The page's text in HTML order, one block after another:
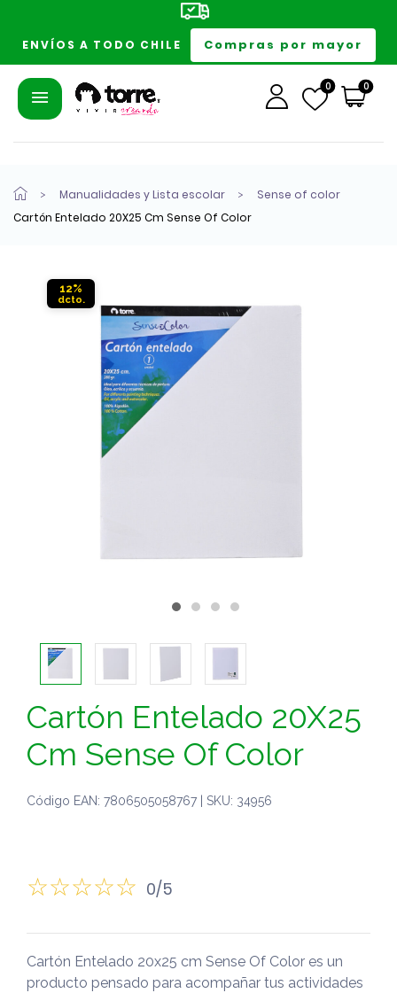
ENVÍOS A TODO CHILE Compras por mayor
0 0
Manualidades y Lista escolar
Sense of color
Cartón Entelado 20X25 Cm Sense Of Color
12%
Cartón Entelado 20X25
Cm Sense Of Color
Código EAN: 7806505058767 | SKU: 34956
0/5
Cartón Entelado 20x25 cm Sense Of Color es un
producto pensado para acompañar tus actividades